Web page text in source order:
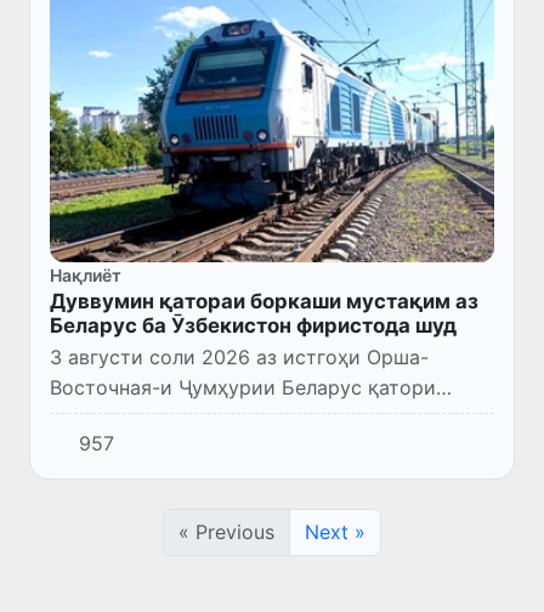
Нақлиёт
Дуввумин қатораи боркаши мустақим аз
Беларус ба Ӯзбекистон фиристода шуд
3 августи соли 2026 аз истгоҳи Орша-
Восточная-и Ҷумҳурии Беларус қатори
дуюми мустақими боркашонӣ аз рӯйи
масири Беларус — Русия — Қазоқистон —
Ӯзбекистон ба роҳ бароварда шуд.
957
« Previous Next »